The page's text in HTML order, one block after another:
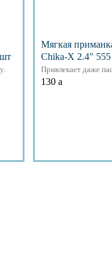
Мягкая
Chika-X 2.4"
Привлекает даже
130 a